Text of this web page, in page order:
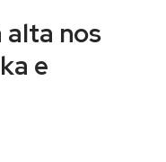
alta nos
e